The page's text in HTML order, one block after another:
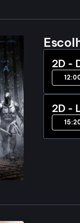
2D -
2D -